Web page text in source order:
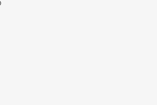
preferência. Consumir
orientação